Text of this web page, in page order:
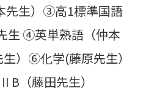
先生）③高1標準国語
生 ④英単熟語（仲本
）⑥化学(藤原先生）
（藤田先生）